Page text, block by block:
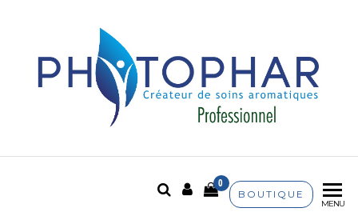
aromatiques
BOUTIQUE
0
MENU